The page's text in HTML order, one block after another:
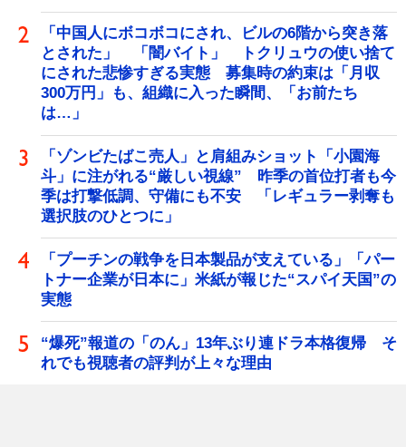
「中国人にボコボコにされ、ビルの6階から突き落
とされた」 「闇バイト」 トクリュウの使い捨て
にされた悲惨すぎる実態 募集時の約束は「月収
300万円」も、組織に入った瞬間、「お前たち
は…」
「ゾンビたばこ売人」と肩組みショット「小園海
斗」に注がれる“厳しい視線” 昨季の首位打者も今
季は打撃低調、守備にも不安 「レギュラー剥奪も
選択肢のひとつに」
「プーチンの戦争を日本製品が支えている」「パー
トナー企業が日本に」米紙が報じた“スパイ天国”の
実態
“爆死”報道の「のん」13年ぶり連ドラ本格復帰 そ
れでも視聴者の評判が上々な理由